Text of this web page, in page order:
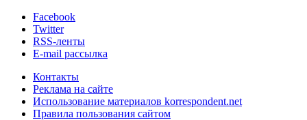
Facebook
Twitter
RSS-ленты
E-mail рассылка
Контакты
Реклама на сайте
Использование материалов korrespondent.net
Правила пользования сайтом